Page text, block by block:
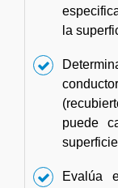
la
puede
Evalúa